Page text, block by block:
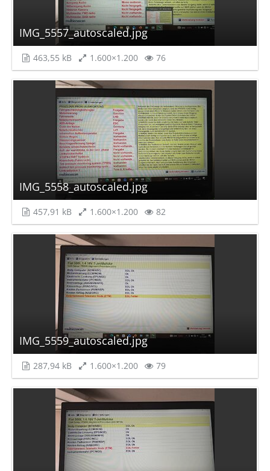
IMG_5557_autoscaled.jpg
463,55 kB 1.600×1.200 76
IMG_5558_autoscaled.jpg
457,91 kB 1.600×1.200 82
IMG_5559_autoscaled.jpg
287,94 kB 1.600×1.200 79